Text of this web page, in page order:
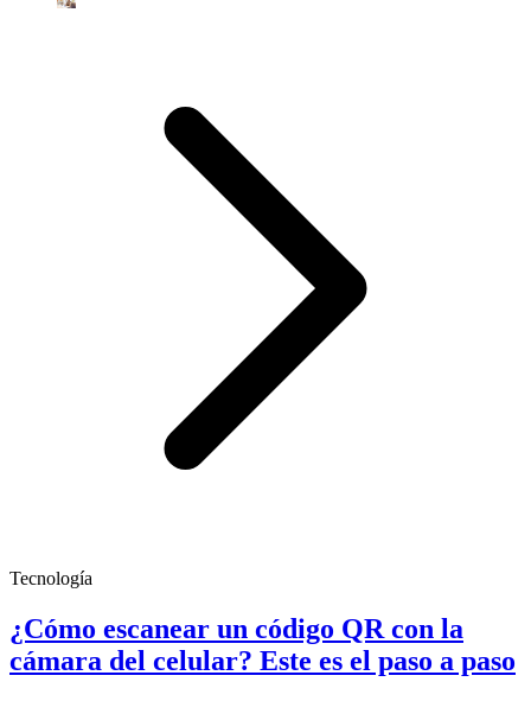
Tecnología
¿Cómo escanear un código QR con la
cámara del celular? Este es el paso a paso